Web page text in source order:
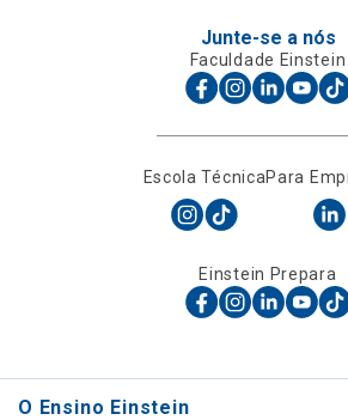
Junte-se a nós
Faculdade Einstein
Escola TécnicaPara
Einstein Prepara
O Ensino Einstein